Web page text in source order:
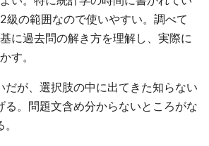
級の範囲なので使いやすい。調べて
に過去問の解き方を理解し、実際に
す。
だが、選択肢の中に出てきた知らない
る。問題文含め分からないところがな